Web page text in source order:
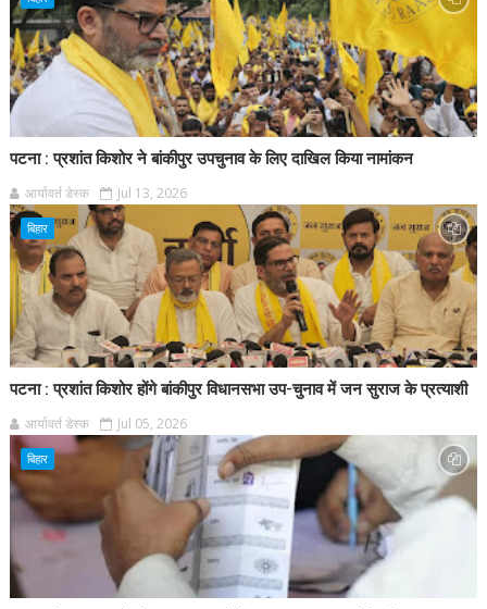
पटना : प्रशांत किशोर ने बांकीपुर उपचुनाव के लिए दाखिल किया नामांकन
आर्यावर्त डेस्क Jul 13, 2026
बिहार
पटना : प्रशांत किशोर होंगे बांकीपुर विधानसभा उप-चुनाव में जन सुराज के प्रत्याशी
आर्यावर्त डेस्क Jul 05, 2026
बिहार